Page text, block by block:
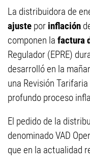
La distribuidora de
ajuste por inflación
componen la factura
Regulador (EPRE)
desarrolló en la
una Revisión
profundo proceso
El pedido de la
denominado VAD
que en la actualidad